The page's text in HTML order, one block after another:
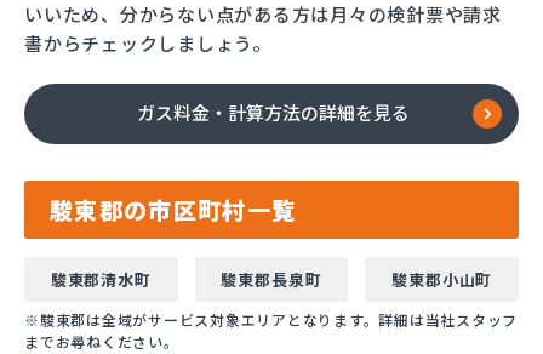
いいため、分からない点がある方は月々の検針票や請求
書からチェックしましょう。
ガス料金・計算方法の詳細を見る
駿東郡の市区町村一覧
駿東郡清水町 駿東郡長泉町 駿東郡小山町
※駿東郡は全域がサービス対象エリアとなります。詳細は当社スタッフ
までお尋ねください。